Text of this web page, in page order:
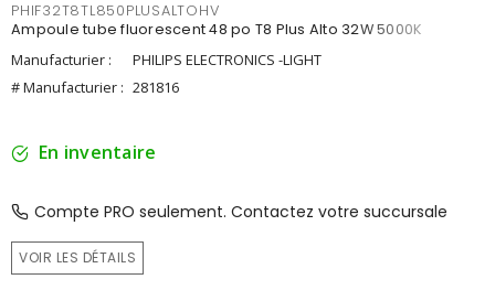
PHIF32T8TL850PLUSALTOHV
Ampoule tube fluorescent 48 po T8 Plus Alto 32W 5000K
Manufacturier :
PHILIPS ELECTRONICS -LIGHT
# Manufacturier : 281816
En inventaire
Compte PRO seulement. Contactez votre succursale
VOIR LES DÉTAILS